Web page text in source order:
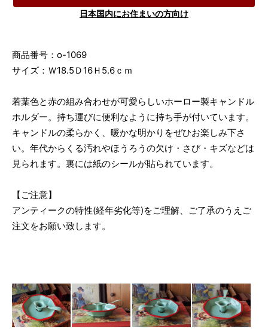
日本国内にお住まいの方向け
商品番号：o-1069
サイズ：Ｗ18.5Ｄ16Ｈ5.6ｃｍ
若葉色と赤の組み合わせが可愛らしいホーロー製キャンドル
ホルダー。持ち運びに便利なように持ち手が付いています。
キャンドルの柔らかく、暖かな明かりをぜひお楽しみ下さ
い。年代からくる汚れやほうろうの欠け・さび・キズなどは
見られます。裏には紙のシールが貼られています。
【ご注意】
アンティークの特性(経年劣化等)をご理解、ご了承のうえご
注文をお願い致します。